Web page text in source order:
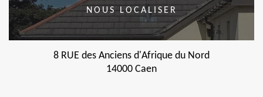
NOUS LOCALISER
8 RUE des Anciens d'Afrique du Nord
14000 Caen